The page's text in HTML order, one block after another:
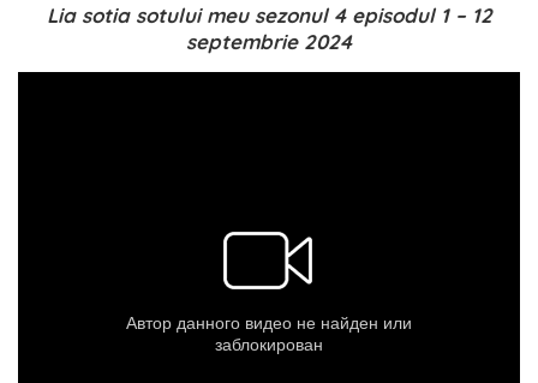
Lia sotia sotului meu sezonul 4 episodul 1 – 12
septembrie 2024